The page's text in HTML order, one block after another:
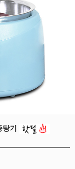
기